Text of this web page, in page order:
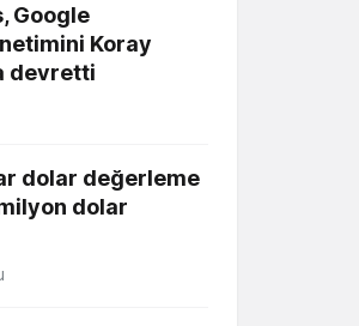
Google
Koray
devretti
dolar değerleme
dolar